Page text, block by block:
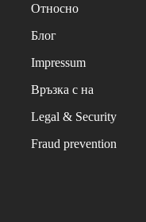
Относно
Блог
Impressum
Връзка с на
Legal & Security
Fraud prevention